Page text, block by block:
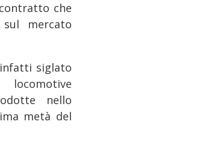
che
mercato
siglato
nello
metà del